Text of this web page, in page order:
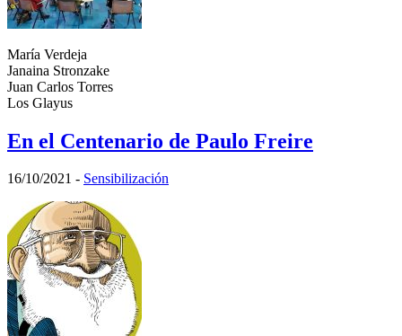
María Verdeja
Janaina Stronzake
Juan Carlos Torres
Los Glayus
En el Centenario de Paulo Freire
16/10/2021 - Sensibilización